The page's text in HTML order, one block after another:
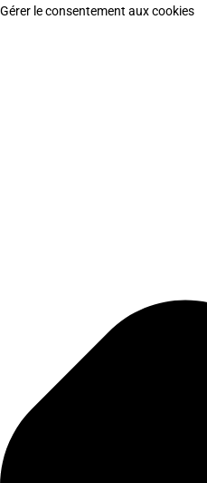
Gérer le consentement aux cookies